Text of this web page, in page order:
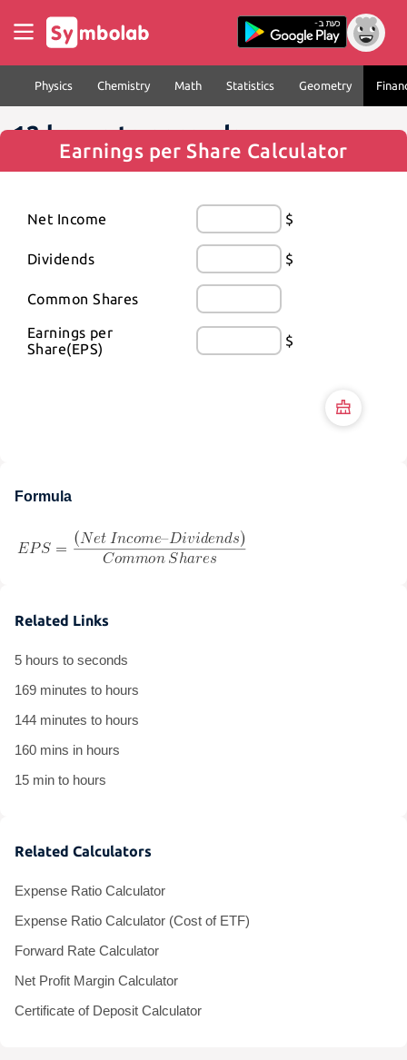
Physics Chemistry Math Statistics Geometry
12 hours to seconds
Earnings per Share Calculator
Net Income $
Dividends $
Common Shares
Earnings per
Share(EPS)
$
Formula
Related Links
5 hours to seconds
169 minutes to hours
144 minutes to hours
160 mins in hours
15 min to hours
Related Calculators
Expense Ratio Calculator
Expense Ratio Calculator (Cost of ETF)
Forward Rate Calculator
Net Profit Margin Calculator
Certificate of Deposit Calculator